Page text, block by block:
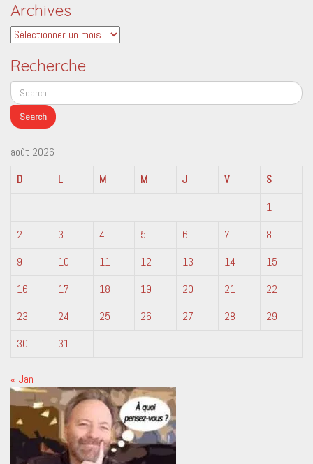
Archives
Archives
Recherche
août 2026
D
L M M J V
S
1
2
3 4 5 6 7
8
9
10 11 12 13 14
15
16
17 18 19 20 21
22
23
24 25 26 27 28
29
30
31
« Jan